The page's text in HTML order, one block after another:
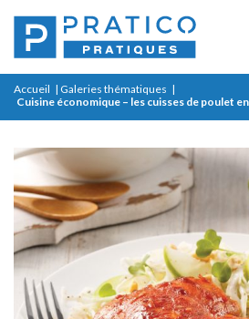
Accueil | Galeries thématiques |
Cuisine économique – les cuisses de poulet